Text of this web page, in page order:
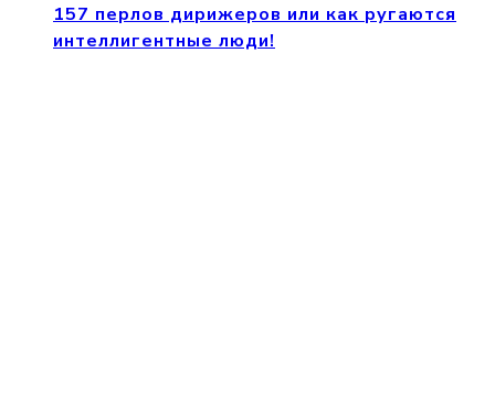
157 перлов дирижеров или как ругаются
интеллигентные люди!